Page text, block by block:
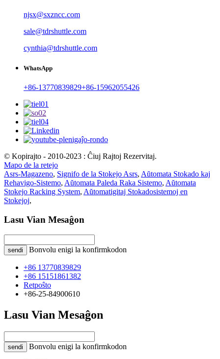
njsx@sxzncc.com
sale@tdrshuttle.com
cynthia@tdrshuttle.com
WhatsApp
+86-13770839829+86-15962055426
© Kopirajto - 2010-2023 : Ĉiuj Rajtoj Rezervitaj.
Mapo de la retejo
Asrs-Magazeno, Signifo de la Stokejo Asrs, Aŭtomata Stokado kaj
Rehavigo-Sistemo, Aŭtomata Paleda Raka Sistemo, Aŭtomata
Stokejo Racking System, Aŭtomatigitaj Stokadosistemoj en
Stokejoj,
Lasu Vian Mesaĝon
sendi Bonvolu enigi la konfirmkodon
+86 13770839829
+86 15151861382
Retpoŝto
+86-25-84900610
Lasu Vian Mesaĝon
sendi Bonvolu enigi la konfirmkodon